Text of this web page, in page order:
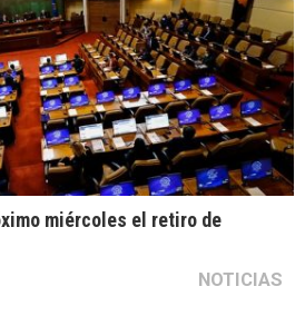
miércoles el retiro de
NOTICIAS